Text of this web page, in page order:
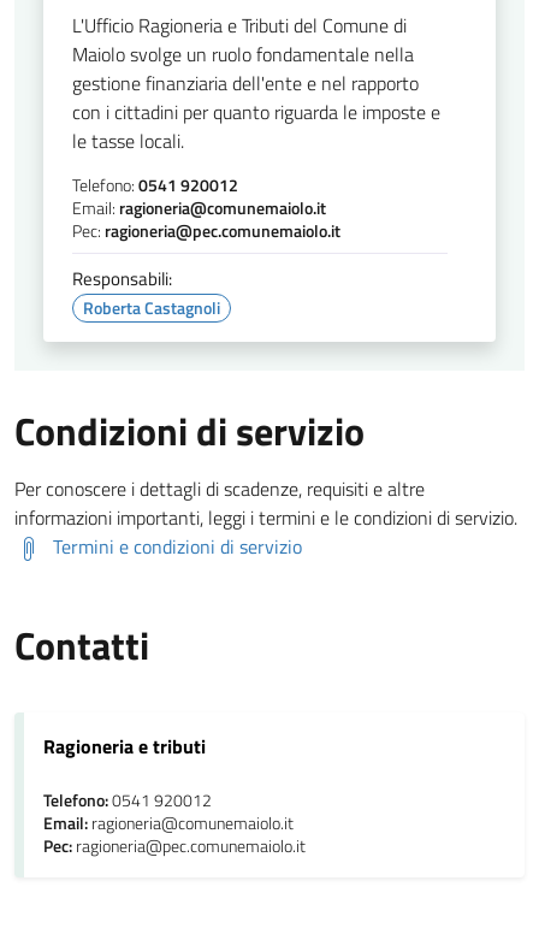
L'Ufficio Ragioneria e Tributi del Comune di
Maiolo svolge un ruolo fondamentale nella
gestione finanziaria dell'ente e nel rapporto
con i cittadini per quanto riguarda le imposte e
le tasse locali.
Telefono:0541 920012
Email: ragioneria@comunemaiolo.it
Pec: ragioneria@pec.comunemaiolo.it
Responsabili:
Roberta Castagnoli
Condizioni di servizio
Per conoscere i dettagli di scadenze, requisiti e altre
informazioni importanti, leggi i termini e le condizioni di servizio.
Termini e condizioni di servizio
Contatti
Ragioneria e tributi
Telefono:0541 920012
Email:ragioneria@comunemaiolo.it
Pec:ragioneria@pec.comunemaiolo.it